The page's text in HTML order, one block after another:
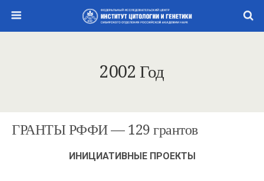
2002 Год
ГРАНТЫ РФФИ — 129 грантов
ИНИЦИАТИВНЫЕ ПРОЕКТЫ